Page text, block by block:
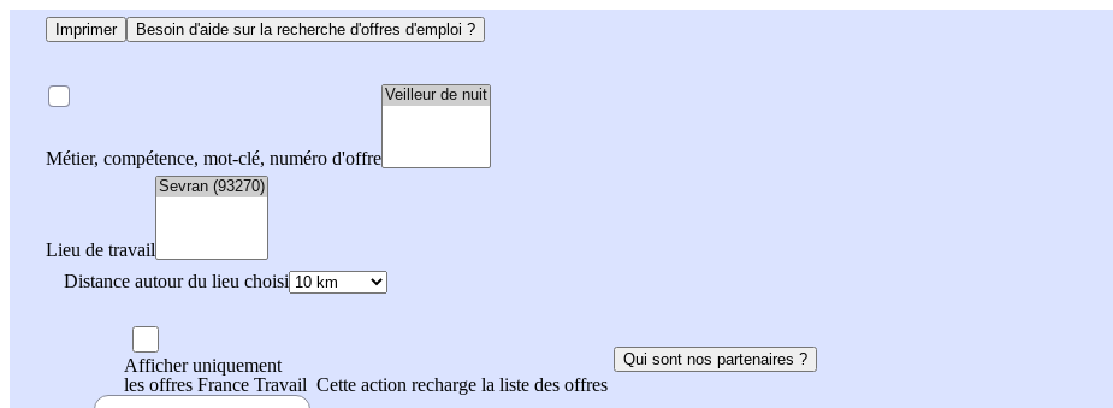
Imprimer Besoin d'aide sur la recherche d'offres d'emploi ?
Métier, compétence, mot-clé, numéro d'offre
Lieu de travail
Distance autour du lieu choisi
Afficher uniquement
les offres France Travail Cette action recharge la liste des offres
Qui sont nos partenaires ?